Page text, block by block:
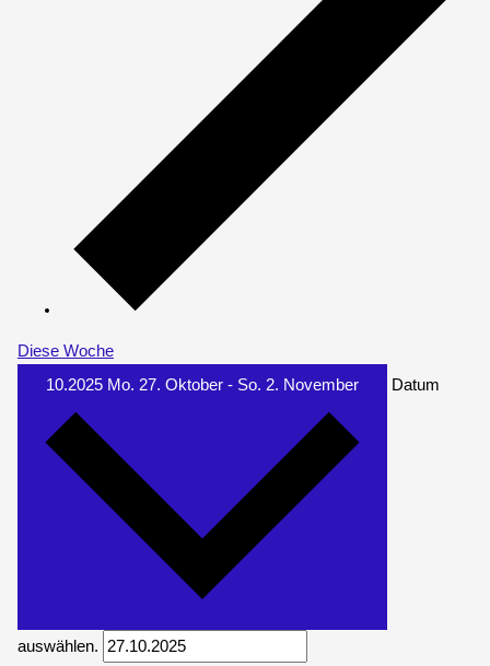
Diese Woche
10.2025 Mo. 27. Oktober - So. 2. November Datum
auswählen.